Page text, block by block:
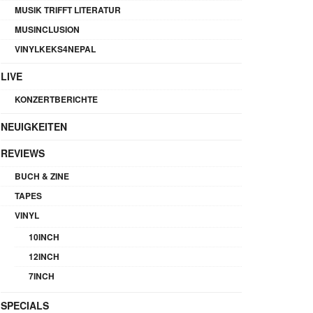
MUSIK TRIFFT LITERATUR
MUSINCLUSION
VINYLKEKS4NEPAL
LIVE
KONZERTBERICHTE
NEUIGKEITEN
REVIEWS
BUCH & ZINE
TAPES
VINYL
10INCH
12INCH
7INCH
SPECIALS